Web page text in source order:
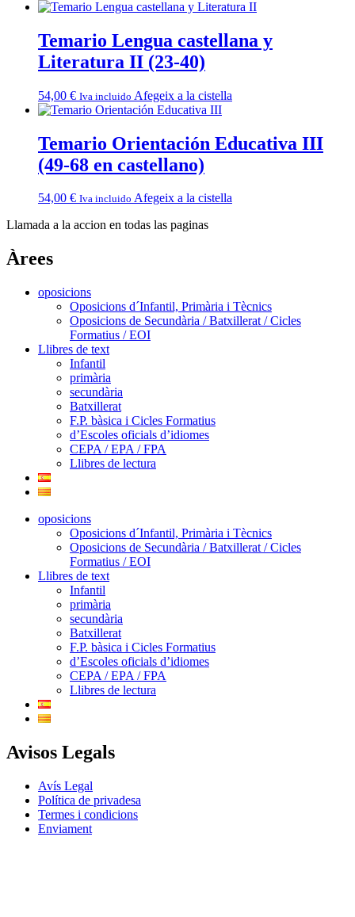
Temario Lengua castellana y
Literatura II (23-40)
54,00 € Iva incluido Afegeix a la cistella
Temario Orientación Educativa III
(49-68 en castellano)
54,00 € Iva incluido Afegeix a la cistella
Llamada a la accion en todas las paginas
Àrees
oposicions
Oposicions d´Infantil, Primària i Tècnics
Oposicions de Secundària / Batxillerat / Cicles
Formatius / EOI
Llibres de text
Infantil
primària
secundària
Batxillerat
F.P. bàsica i Cicles Formatius
d’Escoles oficials d’idiomes
CEPA / EPA / FPA
Llibres de lectura
oposicions
Oposicions d´Infantil, Primària i Tècnics
Oposicions de Secundària / Batxillerat / Cicles
Formatius / EOI
Llibres de text
Infantil
primària
secundària
Batxillerat
F.P. bàsica i Cicles Formatius
d’Escoles oficials d’idiomes
CEPA / EPA / FPA
Llibres de lectura
Avisos Legals
Avís Legal
Política de privadesa
Termes i condicions
Enviament